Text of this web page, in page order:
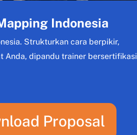
Indonesia
Strukturkan cara berpikir,
Anda, dipandu trainer bersertifikasi
Proposal